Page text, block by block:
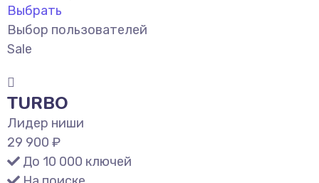
Выбрать
Выбор пользователей
Sale
TURBO
Лидер ниши
29 900 ₽
До 10 000 ключей